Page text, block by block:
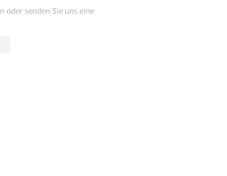
oder senden Sie uns eine